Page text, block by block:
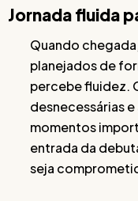
Jornada fluida
Quando
planejados de
percebe fluidez.
desnecessárias
momentos
entrada da
seja